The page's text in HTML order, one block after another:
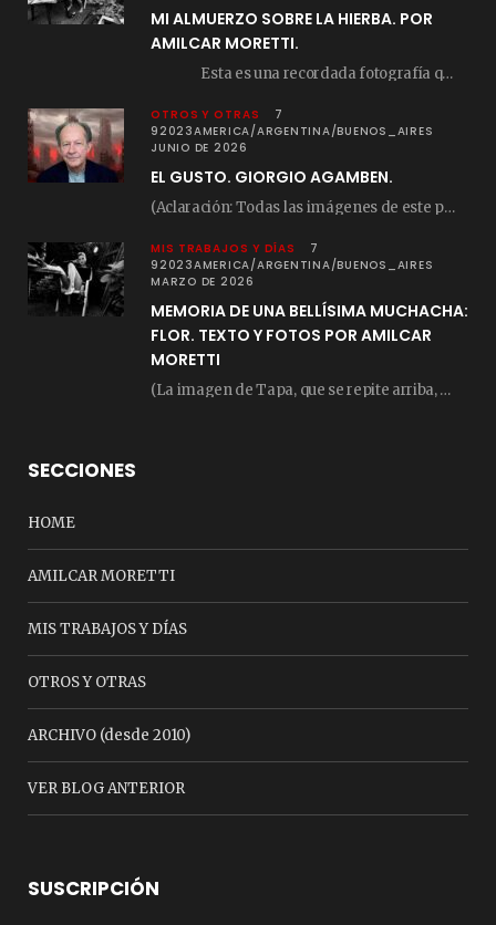
MI ALMUERZO SOBRE LA HIERBA. POR
AMILCAR MORETTI.
Esta es una recordada fotografía que registré…
OTROS Y OTRAS
7
92023AMERICA/ARGENTINA/BUENOS_AIRES
JUNIO DE 2026
EL GUSTO. GIORGIO AGAMBEN.
(Aclaración: Todas las imágenes de este posteo fueron tomadas de Bloghemia.com, y todos los…
MIS TRABAJOS Y DÍAS
7
92023AMERICA/ARGENTINA/BUENOS_AIRES
MARZO DE 2026
MEMORIA DE UNA BELLÍSIMA MUCHACHA:
FLOR. TEXTO Y FOTOS POR AMILCAR
MORETTI
(La imagen de Tapa, que se repite arriba, fue compuesta por Amilcar Moretti el viernes…
SECCIONES
HOME
AMILCAR MORETTI
MIS TRABAJOS Y DÍAS
OTROS Y OTRAS
ARCHIVO (desde 2010)
VER BLOG ANTERIOR
SUSCRIPCIÓN